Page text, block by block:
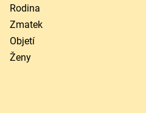
Rodina
Zmatek
Objetí
Ženy